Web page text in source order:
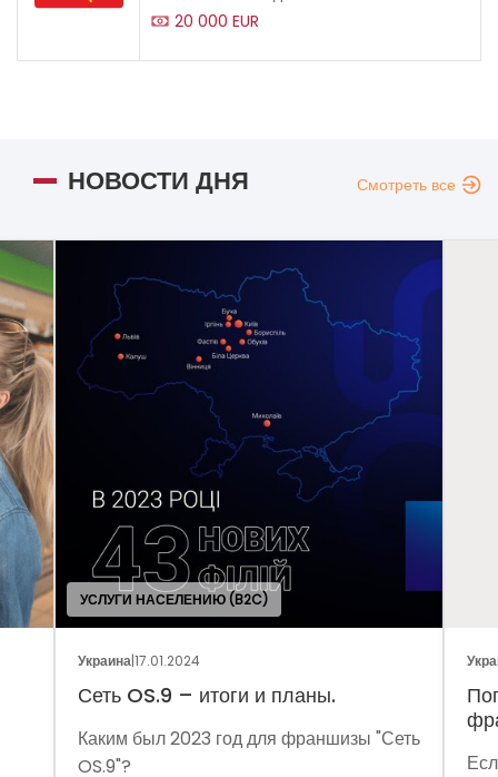
20 000 EUR
НОВОСТИ ДНЯ Смотреть все
Украина|05.01.2024
Поговорим о динамике рынка
Если задумались над вопросом «А для